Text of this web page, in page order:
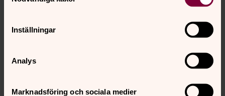
Inställningar
Analys
Marknadsföring och sociala medier
Anki Lidén